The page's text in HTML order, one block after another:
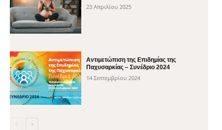
23 Απριλίου 2025
Αντιμετώπιση της Επιδημίας της
Παχυσαρκίας – Συνέδριο 2024
14 Σεπτεμβρίου 2024